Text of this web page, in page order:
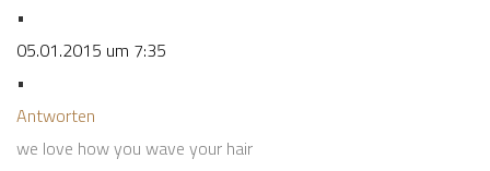
•
05.01.2015 um 7:35
•
Antworten
we love how you wave your hair